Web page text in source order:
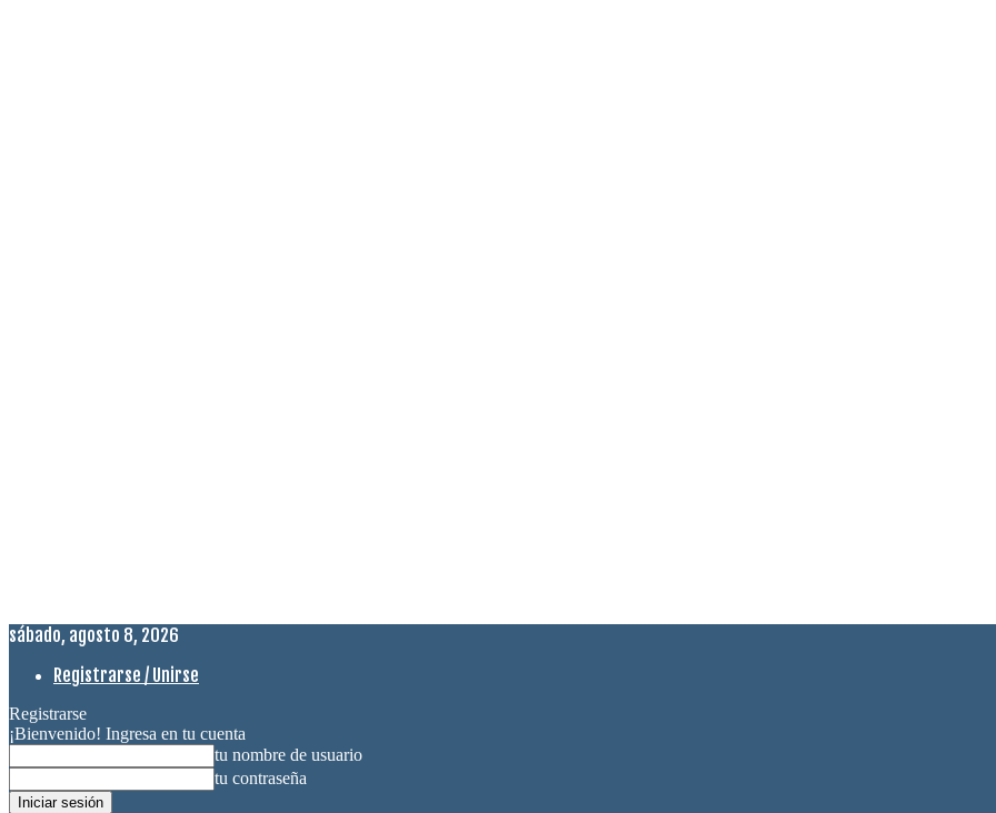
sábado, agosto 8, 2026
Registrarse / Unirse
Registrarse
¡Bienvenido! Ingresa en tu cuenta
tu nombre de usuario
tu contraseña